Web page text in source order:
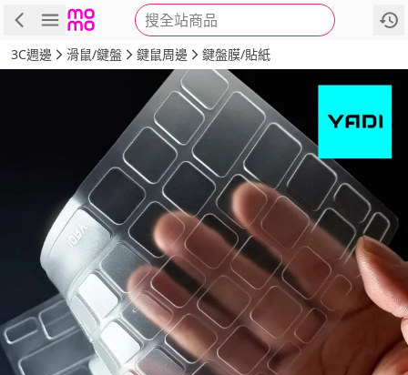
搜全站商品
商品 評價 詳情
3C週邊 滑鼠/鍵盤 鍵鼠周邊 鍵盤膜/貼紙